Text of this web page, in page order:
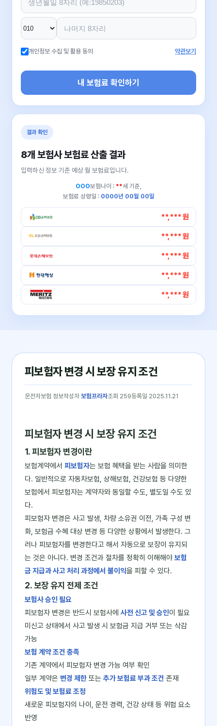
개인정보 수집 및 활용 동의 약관보기
내 보험료 확인하기
결과 확인
8개 보험사 보험료 산출 결과
입력하신 정보 기준 예상 월 보험료입니다.
OOO보험나이 : **세 기준,
보험료 상령일 : 0000년 00월 00일
**,*** 원
**,*** 원
**,*** 원
**,*** 원
**,*** 원
피보험자 변경 시 보장 유지 조건
운전자보험 정보작성자 보험프라자조회 259등록일 2025.11.21
피보험자 변경 시 보장 유지 조건
1. 피보험자 변경이란
보험계약에서 피보험자는 보험 혜택을 받는 사람을 의미한
다. 일반적으로 자동차보험, 상해보험, 건강보험 등 다양한
보험에서 피보험자는 계약자와 동일할 수도, 별도일 수도 있
다.
피보험자 변경은 사고 발생, 차량 소유권 이전, 가족 구성 변
화, 보험금 수혜 대상 변경 등 다양한 상황에서 발생한다. 그
러나 피보험자를 변경한다고 해서 자동으로 보장이 유지되
는 것은 아니다. 변경 조건과 절차를 정확히 이해해야 보험
금 지급과 사고 처리 과정에서 불이익을 피할 수 있다.
2. 보장 유지 전제 조건
보험사 승인 필요
피보험자 변경은 반드시 보험사에 사전 신고 및 승인이 필요
미신고 상태에서 사고 발생 시 보험금 지급 거부 또는 삭감
가능
보험 계약 조건 충족
기존 계약에서 피보험자 변경 가능 여부 확인
일부 계약은 변경 제한 또는 추가 보험료 부과 조건 존재
위험도 및 보험료 조정
새로운 피보험자의 나이, 운전 경력, 건강 상태 등 위험 요소
반영